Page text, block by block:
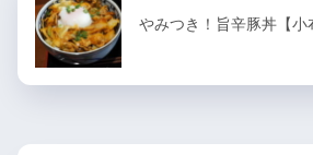
やみつき！旨辛豚丼【小